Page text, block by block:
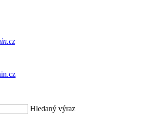
Hledaný výraz